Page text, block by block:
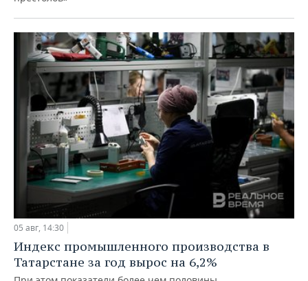
05 авг, 14:30
Индекс промышленного производства в
Татарстане за год вырос на 6,2%